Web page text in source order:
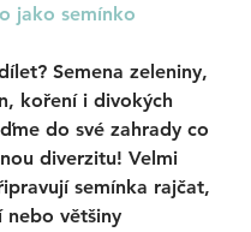
jako semínko
Semena zeleniny,
koření i divokých
do své zahrady co
diverzitu! Velmi
semínka rajčat,
nebo většiny